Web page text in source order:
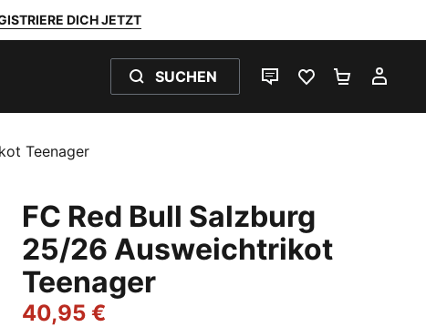
DICH JETZT
SUCHEN
LIVE-CHATFAVORITEN 0
Teenager
FC Red Bull Salzburg
25/26 Ausweichtrikot
Teenager
40,95 €